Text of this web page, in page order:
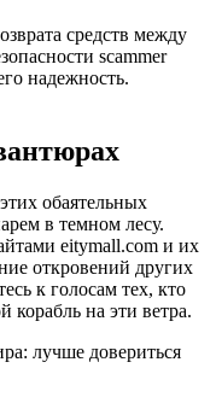
средств между
scammer
надежность.
обаятельных
в темном лесу.
eitymall.com и их
откровений других
к голосам тех, кто
корабль на эти ветра.
лучше довериться